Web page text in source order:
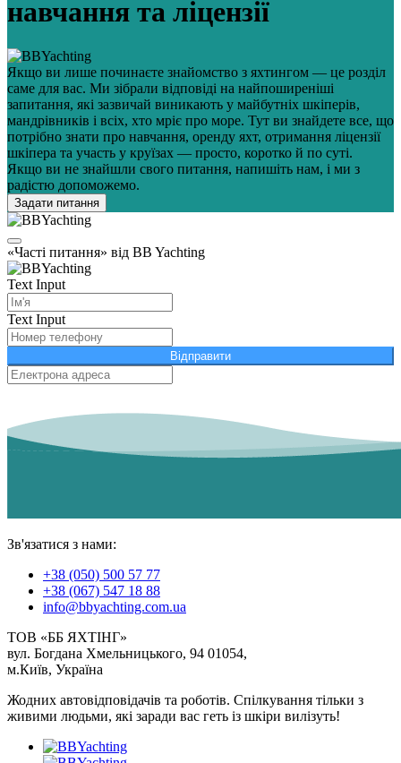
навчання та ліцензії
Якщо ви лише починаєте знайомство з яхтингом — це розділ
саме для вас. Ми зібрали відповіді на найпоширеніші
запитання, які зазвичай виникають у майбутніх шкіперів,
мандрівників і всіх, хто мріє про море. Тут ви знайдете все, що
потрібно знати про навчання, оренду яхт, отримання ліцензії
шкіпера та участь у круїзах — просто, коротко й по суті.
Якщо ви не знайшли свого питання, напишіть нам, і ми з
радістю допоможемо.
Задати питання
«Часті питання» від BB Yachting
Text Input
Text Input
Відправити
Зв'язатися з нами:
+38 (050) 500 57 77
+38 (067) 547 18 88
info@bbyachting.com.ua
ТОВ «ББ ЯХТІНГ»
вул. Богдана Хмельницького, 94 01054,
м.Київ, Україна
Жодних автовідповідачів та роботів. Спілкування тільки з
живими людьми, які заради вас геть із шкіри вилізуть!